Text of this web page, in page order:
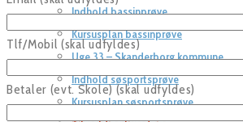
Indhold bassinprøve
Kursusplan bassinprøve
Uge 33 – Skanderborg kommune
Indhold søsportsprøve
Kursusplan søsportsprøve
Tlf/Mobil (skal udfyldes)
Betaler (evt. Skole) (skal udfyldes)